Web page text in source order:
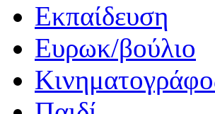
Εκπαίδευση
Ευρωκ/βούλιο